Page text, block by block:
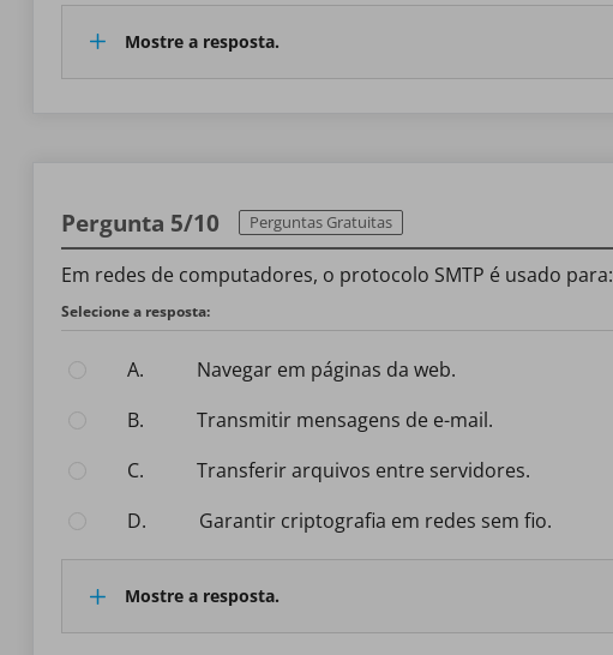
Mostre a resposta.
Pergunta 5/10 Perguntas Gratuitas
Em redes de computadores, o protocolo SMTP é usado para:
Selecione a resposta:
A.
Navegar em páginas da web.
B.
Transmitir mensagens de e-mail.
C.
Transferir arquivos entre servidores.
D.
Garantir criptografia em redes sem fio.
Mostre a resposta.